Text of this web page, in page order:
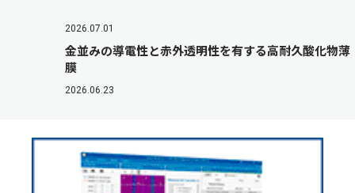
2026.07.01
金並みの導電性と赤外透明性を有する高耐久酸化物薄
膜
2026.06.23